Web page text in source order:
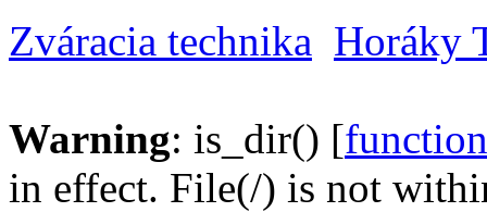
Zváracia technika Horáky
Warning: is_dir() [
in effect. File(/) is not